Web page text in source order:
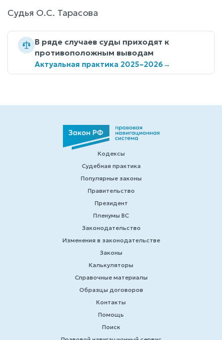
Судья О.С. Тарасова
В ряде случаев суды приходят к
противоположным выводам
Актуальная практика 2025–2026→
Кодексы
Судебная практика
Популярные законы
Правительство
Президент
Пленумы ВС
Законодательство
Изменения в законодательстве
Законы
Калькуляторы
Справочные материалы
Образцы договоров
Контакты
Помощь
Поиск